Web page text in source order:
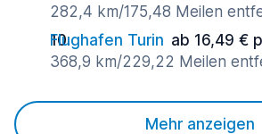
282,4 km/175,48 Meilen
Flughafen Turin ab 16,49 €
368,9 km/229,22 Meilen
Mehr anzeigen